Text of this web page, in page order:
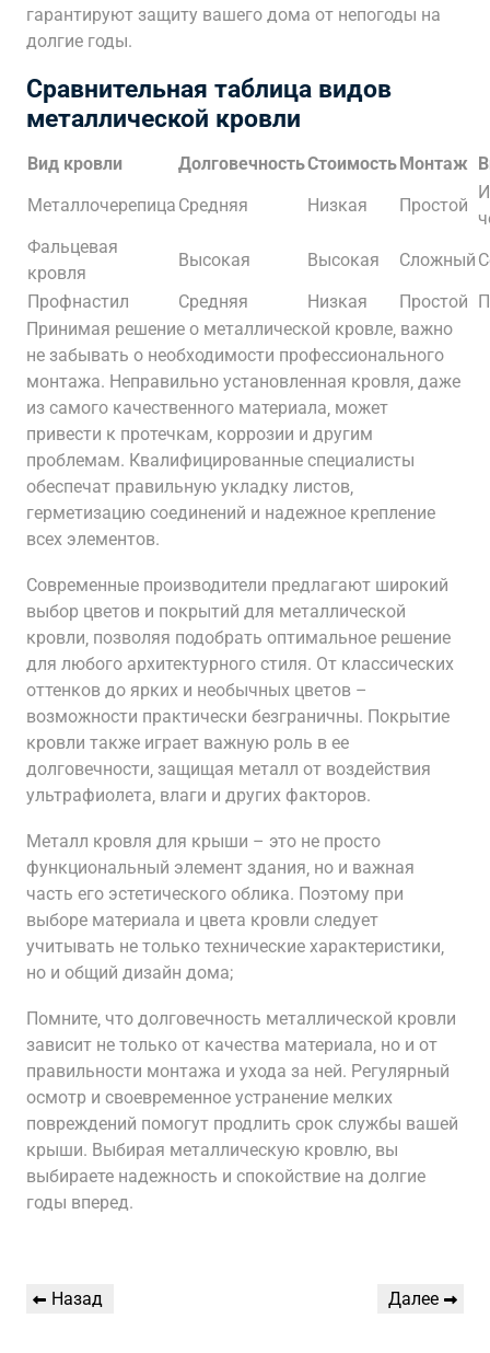
гарантируют защиту вашего дома от непогоды на
долгие годы.
Сравнительная таблица видов
металлической кровли
Вид кровли ДолговечностьСтоимостьМонтаж
Металлочерепица Средняя Низкая Простой
Фальцевая
кровля
Высокая Высокая Сложный
Профнастил
Средняя Низкая Простой
Принимая решение о металлической кровле‚ важно
не забывать о необходимости профессионального
монтажа. Неправильно установленная кровля‚ даже
из самого качественного материала‚ может
привести к протечкам‚ коррозии и другим
проблемам. Квалифицированные специалисты
обеспечат правильную укладку листов‚
герметизацию соединений и надежное крепление
всех элементов.
Современные производители предлагают широкий
выбор цветов и покрытий для металлической
кровли‚ позволяя подобрать оптимальное решение
для любого архитектурного стиля. От классических
оттенков до ярких и необычных цветов –
возможности практически безграничны. Покрытие
кровли также играет важную роль в ее
долговечности‚ защищая металл от воздействия
ультрафиолета‚ влаги и других факторов.
Металл кровля для крыши – это не просто
функциональный элемент здания‚ но и важная
часть его эстетического облика. Поэтому при
выборе материала и цвета кровли следует
учитывать не только технические характеристики‚
но и общий дизайн дома;
Помните‚ что долговечность металлической кровли
зависит не только от качества материала‚ но и от
правильности монтажа и ухода за ней. Регулярный
осмотр и своевременное устранение мелких
повреждений помогут продлить срок службы вашей
крыши. Выбирая металлическую кровлю‚ вы
выбираете надежность и спокойствие на долгие
годы вперед.
Навигация
Предыдущая
Назад
Следующая
Далее